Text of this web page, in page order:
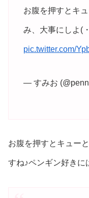
お腹を押すとキ
み、大事にしよ(
pic.twitter.com/
— すみお
お腹を押すとキュー
すね♪ペンギン好きに